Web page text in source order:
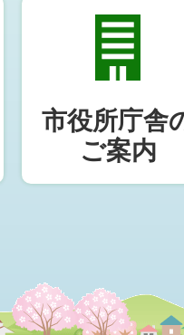
市役所庁舎
ご案内